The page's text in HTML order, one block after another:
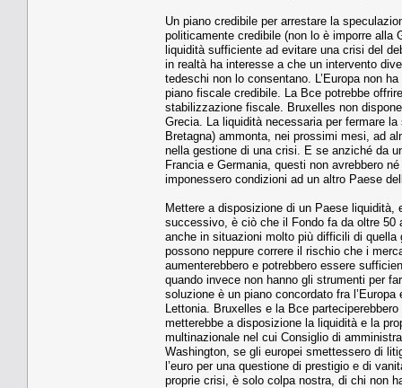
Un piano credibile per arrestare la
politicamente credibile (non lo è imporre alla
liquidità sufficiente ad evitare una crisi del
in realtà ha interesse a che un intervento
tedeschi non lo consentano. L’Europa non
piano fiscale credibile. La Bce potrebbe
stabilizzazione fiscale. Bruxelles non
Grecia. La liquidità necessaria per fermare
Bretagna) ammonta, nei prossimi mesi, ad
nella gestione di una crisi. E se anziché da
Francia e Germania, questi non avrebbero
imponessero condizioni ad un altro Paese
Mettere a disposizione di un Paese liquidità,
successivo, è ciò che il Fondo fa da oltre 50
anche in situazioni molto più difficili di quella
possono neppure correre il rischio che i
aumenterebbero e potrebbero essere
quando invece non hanno gli strumenti per
soluzione è un piano concordato fra
Lettonia. Bruxelles e la Bce
metterebbe a disposizione la liquidità e la
multinazionale nel cui Consiglio di
Washington, se gli europei smettessero di
l’euro per una questione di prestigio e di
proprie crisi, è solo colpa nostra, di chi non